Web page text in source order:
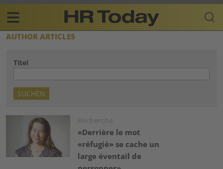
Skip
content
Plattform
für
Human
Main
FR
AUTHOR ARTICLES
Titel
Recherche
«Derrière le mot
«réfugié» se cache un
large éventail de